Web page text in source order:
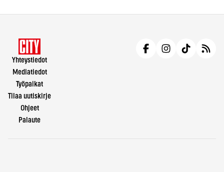
Yhteystiedot
Mediatiedot
Työpaikat
Tilaa uutiskirje
Ohjeet
Palaute